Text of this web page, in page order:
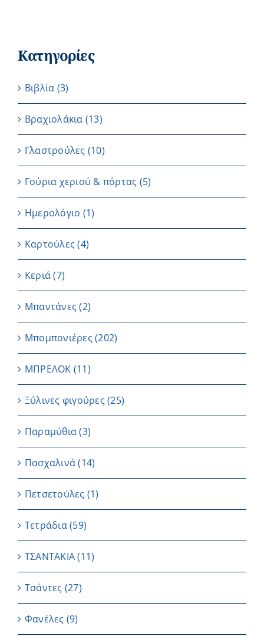
Κατηγορίες
Βιβλία (3)
Βραχιολάκια (13)
Γλαστρούλες (10)
Γούρια χεριού & πόρτας (5)
Ημερολόγιο (1)
Καρτούλες (4)
Κεριά (7)
Μπαντάνες (2)
Μπομπονιέρες(202)
ΜΠΡΕΛΟΚ (11)
Ξύλινες φιγούρες(25)
Παραμύθια (3)
Πασχαλινά (14)
Πετσετούλες (1)
Τετράδια(59)
ΤΣΑΝΤΑΚΙΑ (11)
Τσάντες (27)
Φανέλες (9)